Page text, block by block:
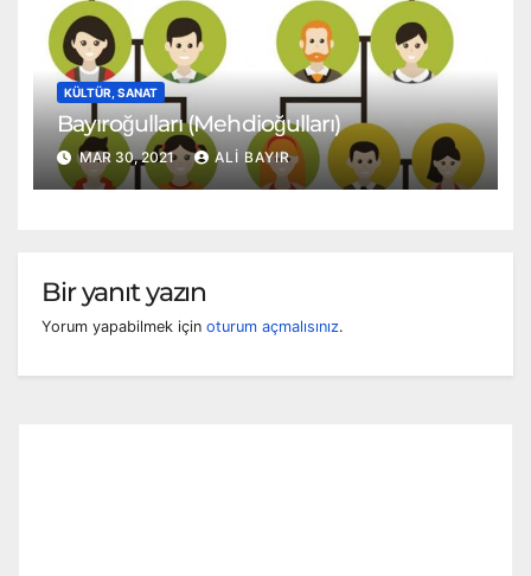
KÜLTÜR, SANAT
Bayıroğulları (Mehdioğulları)
MAR 30, 2021 ALI BAYIR
Bir yanıt yazın
Yorum yapabilmek için oturum açmalısınız.